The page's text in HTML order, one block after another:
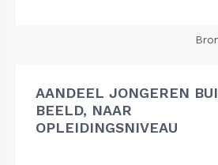
AANDEEL JONGEREN
BEELD, NAAR
OPLEIDINGSNIVEAU